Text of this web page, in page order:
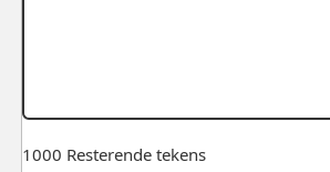
1000 Resterende tekens